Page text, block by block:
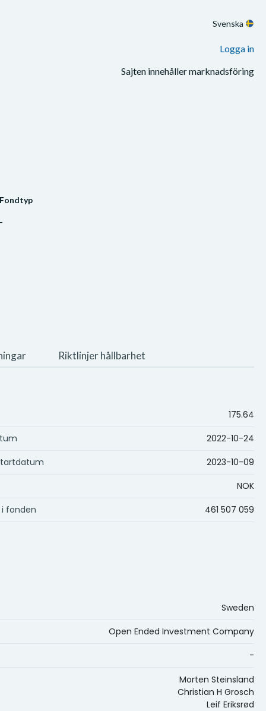
Svenska
Logga in
Sajten innehåller marknadsföring
Fondtyp
Riktlinjer hållbarhet
175.64
2022-10-24
2023-10-09
NOK
fonden
461 507 059
Sweden
Open Ended Investment Company
-
Morten Steinsland
Christian H Grosch
Leif Eriksrød